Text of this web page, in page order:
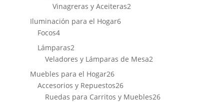
productos
Vinagreras y Aceiteras22
Iluminación para el Hogar66
Focos44
productos
Lámparas22
productos
Veladores y Lámparas de Mesa22
Muebles para el Hogar2626
productos
Accesorios y Repuestos2626
productos
Ruedas para Carritos y Muebles2626